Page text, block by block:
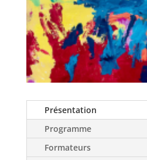
Présentation
Programme
Formateurs